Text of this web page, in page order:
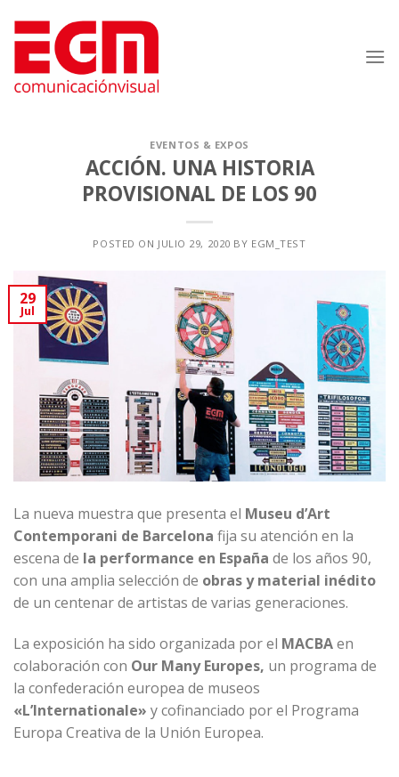
contenido
EVENTOS & EXPOS
ACCIÓN. UNA HISTORIA
PROVISIONAL DE LOS 90
POSTED ON JULIO 29, 2020 BY EGM_TEST
29
Jul
La nueva muestra que presenta el Museu d’Art
Contemporani de Barcelona fija su atención en la
escena de la performance en España de los años 90,
con una amplia selección de obras y material inédito
de un centenar de artistas de varias generaciones.
La exposición ha sido organizada por el MACBAen
colaboración con Our Many Europes, un programa de
la confederación europea de museos
«L’Internationale» y cofinanciado por el Programa
Europa Creativa de la Unión Europea.